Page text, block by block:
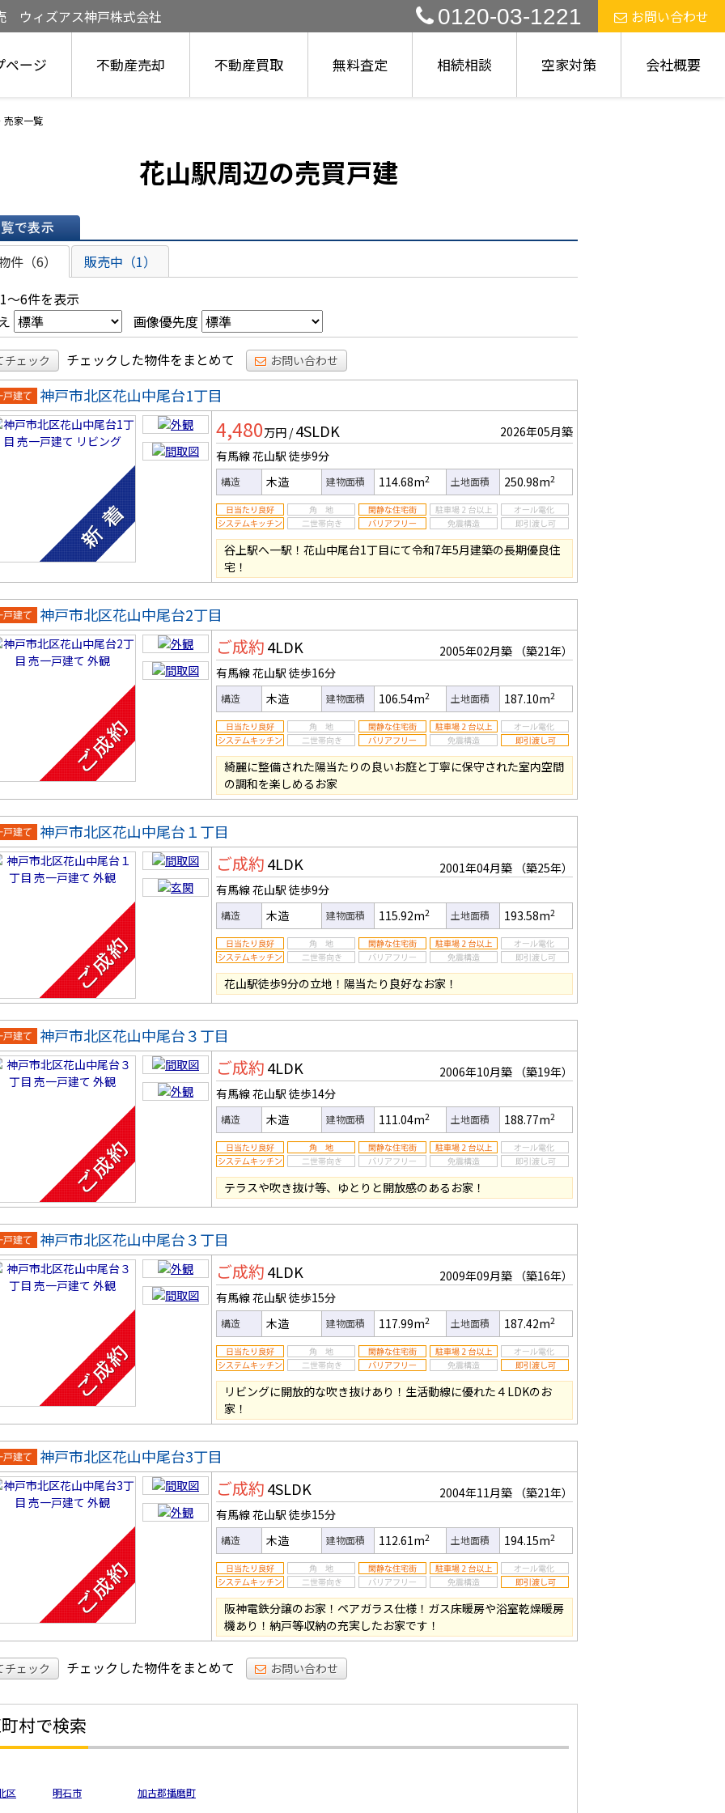
ウィズアス神戸株式会社 0120-03-1221 お問い合わせ
ページ 不動産売却 不動産買取 無料査定 相続相談 空家対策 会社概要
売家一覧
花山駅周辺の売買戸建
示
件（6）
販売中（1）
～6件を表示
画像優先度
チェック チェックした物件をまとめて お問い合わせ
戸建
神戸市北区花山中尾台1丁目
4,480万円 / 4SLDK
2026年05月築
有馬線 花山駅 徒歩9分
構造 木造 建物面積 114.68m2 土地面積 250.98m2
谷上駅へ一駅！花山中尾台1丁目にて令和7年5月建築の長期優良住
宅！
戸建
神戸市北区花山中尾台2丁目
ご成約4LDK 2005年02月築
（築21年）
有馬線 花山駅 徒歩16分
構造 木造 建物面積 106.54m2 土地面積 187.10m2
綺麗に整備された陽当たりの良いお庭と丁寧に保守された室内空間
の調和を楽しめるお家
戸建
神戸市北区花山中尾台１丁目
ご成約4LDK 2001年04月築
（築25年）
有馬線 花山駅 徒歩9分
構造 木造 建物面積 115.92m2 土地面積 193.58m2
花山駅徒歩9分の立地！陽当たり良好なお家！
戸建
神戸市北区花山中尾台３丁目
ご成約4LDK 2006年10月築
（築19年）
有馬線 花山駅 徒歩14分
構造 木造 建物面積 111.04m2 土地面積 188.77m2
テラスや吹き抜け等、ゆとりと開放感のあるお家！
戸建
神戸市北区花山中尾台３丁目
ご成約4LDK 2009年09月築
（築16年）
有馬線 花山駅 徒歩15分
構造 木造 建物面積 117.99m2 土地面積 187.42m2
リビングに開放的な吹き抜けあり！生活動線に優れた４LDKのお
家！
戸建
神戸市北区花山中尾台3丁目
ご成約4SLDK 2004年11月築
（築21年）
有馬線 花山駅 徒歩15分
構造 木造 建物面積 112.61m2 土地面積 194.15m2
阪神電鉄分譲のお家！ペアガラス仕様！ガス床暖房や浴室乾燥暖房
機あり！納戸等収納の充実したお家です！
チェック チェックした物件をまとめて お問い合わせ
村で検索
区 明石市 加古郡播磨町